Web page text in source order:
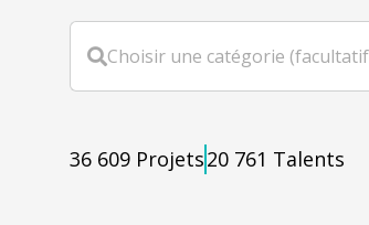
Choisir une catégorie
36 609 Projets20 761 Talents